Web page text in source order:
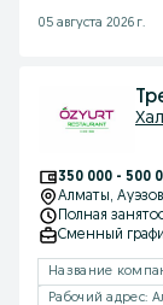
05 августа 2026 г.
350 000 - 500
Алматы ,
Полная
Сменный
Название
Рабочий адрес: